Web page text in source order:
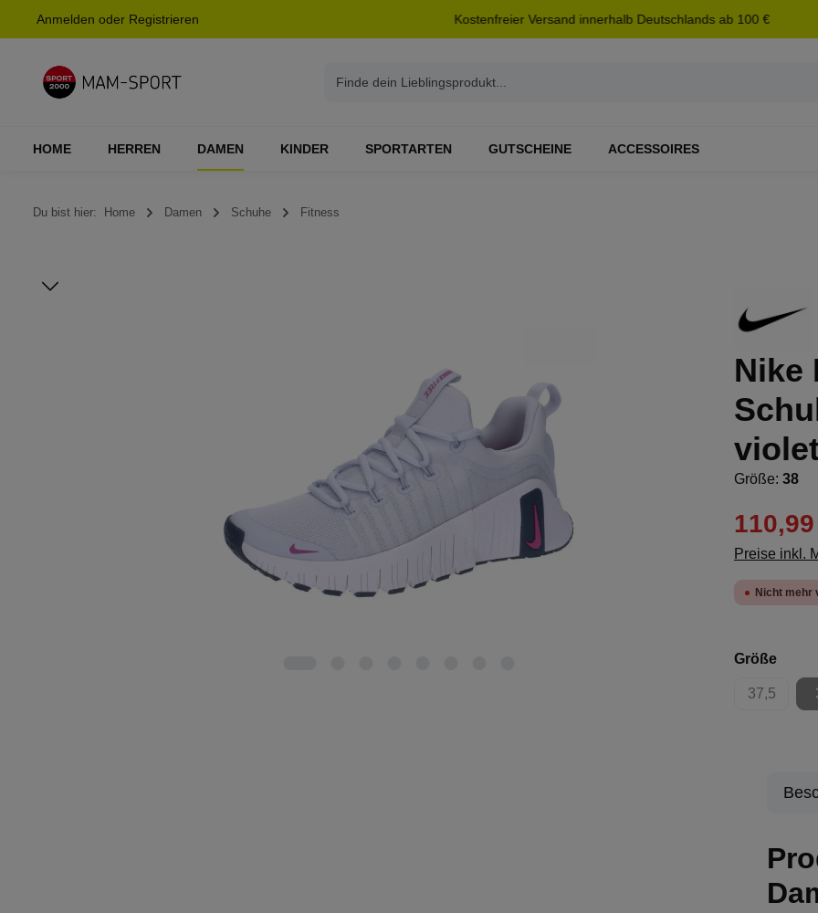
Zur Hauptnavigation springen
Anmelden oder Registrieren Kostenfreier Versand innerhalb Deutschlands ab 100 €
HOME HERREN DAMEN KINDER SPORTARTEN GUTSCHEINE ACCESSOIRES
Du bist hier: Home Damen Schuhe Fitness
Bildergalerie überspringen
Nike
Größe: 38
Preise inkl.
Nicht mehr
Größe
37,5
(Diese